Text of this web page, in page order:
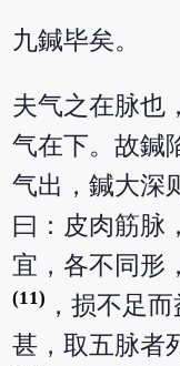
九鍼毕矣。
夫气之在脉也
气在下。故鍼
气出，鍼大深
曰：皮肉筋脉
宜，各不同形
(11) ，损不足
甚，取五脉者